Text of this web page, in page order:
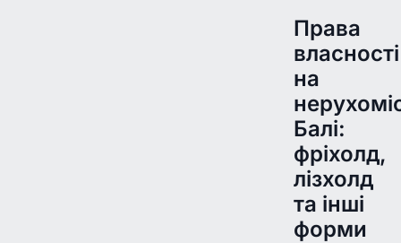
Права
власності
на
Балі:
фріхолд,
лізхолд
та інші
форми